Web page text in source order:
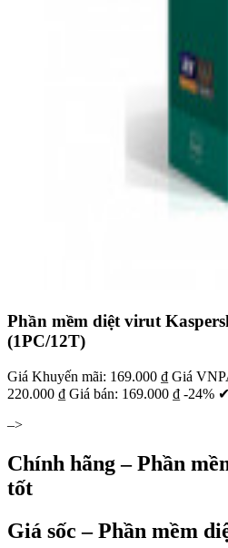
Phần mềm diệt virut
(1PC/12T)
Giá Khuyến mãi: 169.000 ₫ Giá
220.000 ₫ Giá bán: 169.000 ₫ -24%
–>
Chính hãng – Phần
tốt
Giá sốc – Phần mềm